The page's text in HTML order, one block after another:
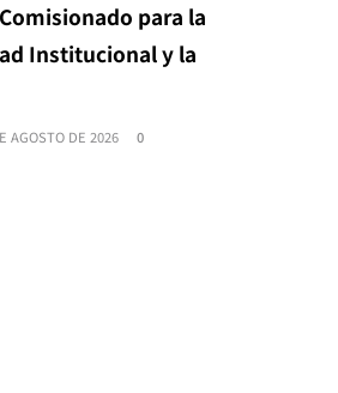
para la
Institucional y la
AGOSTO DE 2026 0